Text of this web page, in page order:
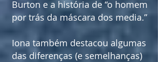
Burton e a história de “o homem
por trás da máscara dos media.”
Iona também destacou algumas
das diferenças (e semelhanças)